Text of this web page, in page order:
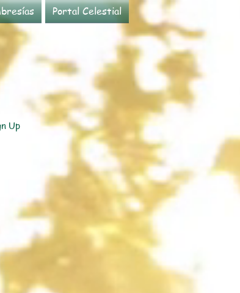
Portal Celestial
Up